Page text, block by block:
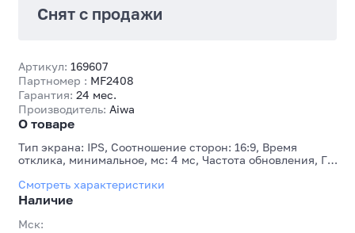
Артикул: 169607
Партномер : MF2408
Гарантия: 24 мес.
Производитель: Aiwa
О товаре
Тип экрана: IPS, Соотношение сторон: 16:9, Время
отклика, минимальное, мс: 4 мс, Частота обновления, Гц:
Смотреть характеристики
Наличие
Мск:
Снят с продажи